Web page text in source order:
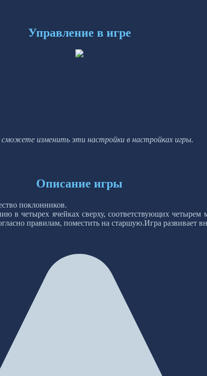
Управление в игре
изменить эти настройки в настройках игры.
Описание игры
поклонников.
в четырех ячейках сверху, соответствующих
правилам, поместить на старшую.Игра развивает